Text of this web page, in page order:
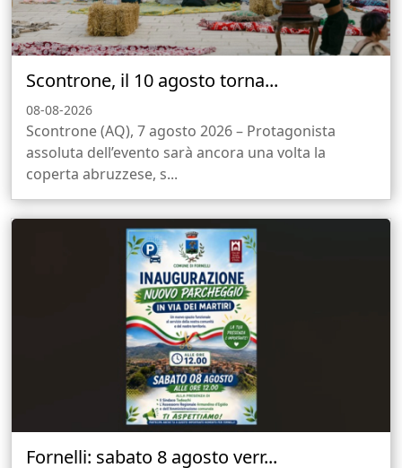
Scontrone, il 10 agosto torna...
08-08-2026
Scontrone (AQ), 7 agosto 2026 – Protagonista
assoluta dell’evento sarà ancora una volta la
coperta abruzzese, s...
Fornelli: sabato 8 agosto verr...